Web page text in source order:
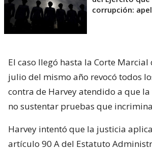
corrupción:
El caso llegó hasta la Corte Marcial
julio del mismo año revocó todos
contra de Harvey atendido a que
no sustentar pruebas que
Harvey intentó que la justicia
artículo 90 A del Estatuto